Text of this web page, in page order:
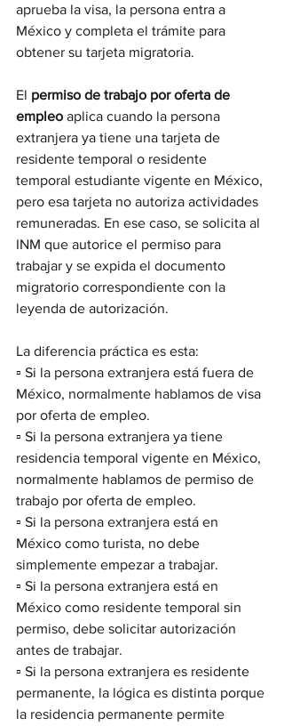
aprueba la visa, la persona entra a
México y completa el trámite para
obtener su tarjeta migratoria.
El permiso de trabajo por oferta de
empleo aplica cuando la persona
extranjera ya tiene una tarjeta de
residente temporal o residente
temporal estudiante vigente en México,
pero esa tarjeta no autoriza actividades
remuneradas. En ese caso, se solicita al
INM que autorice el permiso para
trabajar y se expida el documento
migratorio correspondiente con la
leyenda de autorización.
La diferencia práctica es esta:
▫️ Si la persona extranjera está fuera de
México, normalmente hablamos de visa
por oferta de empleo.
▫️ Si la persona extranjera ya tiene
residencia temporal vigente en México,
normalmente hablamos de permiso de
trabajo por oferta de empleo.
▫️ Si la persona extranjera está en
México como turista, no debe
simplemente empezar a trabajar.
▫️ Si la persona extranjera está en
México como residente temporal sin
permiso, debe solicitar autorización
antes de trabajar.
▫️ Si la persona extranjera es residente
permanente, la lógica es distinta porque
la residencia permanente permite